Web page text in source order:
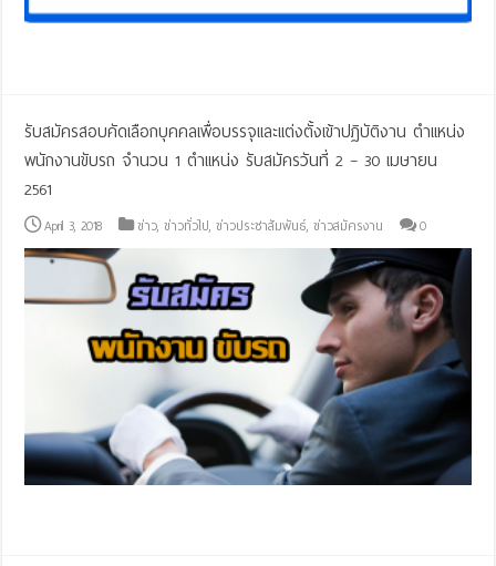
รับสมัครสอบคัดเลือกบุคคลเพื่อบรรจุและแต่งตั้งเข้าปฏิบัติงาน ตำแหน่ง
พนักงานขับรถ จำนวน 1 ตำแหน่ง รับสมัครวันที่ 2 – 30 เมษายน
2561
April 3, 2018 ข่าว,ข่าวทั่วไป,ข่าวประชาสัมพันธ์,ข่าวสมัครงาน 0